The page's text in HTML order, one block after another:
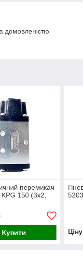
домовленістю
перемикач
150 (3x2,
Купити